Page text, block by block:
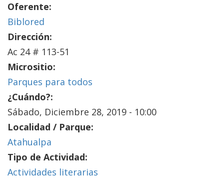
Oferente:
Biblored
Dirección:
Ac 24 # 113-51
Micrositio:
Parques para todos
¿Cuándo?:
Sábado, Diciembre 28, 2019 - 10:00
Localidad / Parque:
Atahualpa
Tipo de Actividad:
Actividades literarias